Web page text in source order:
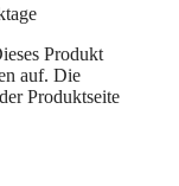
Produkt
auf. Die
Produktseite